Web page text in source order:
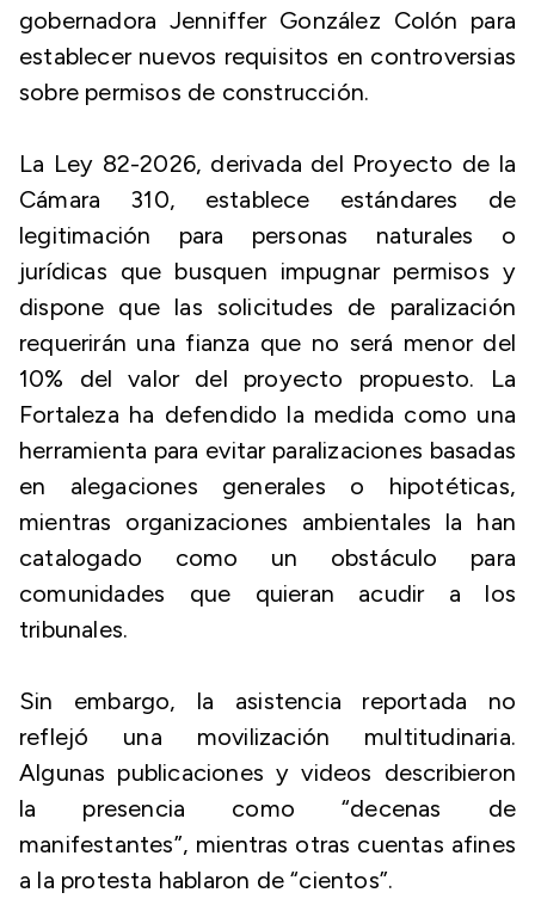
gobernadora Jenniffer González Colón para
establecer nuevos requisitos en controversias
sobre permisos de construcción.
La Ley 82-2026, derivada del Proyecto de la
Cámara 310, establece estándares de
legitimación para personas naturales o
jurídicas que busquen impugnar permisos y
dispone que las solicitudes de paralización
requerirán una fianza que no será menor del
10% del valor del proyecto propuesto. La
Fortaleza ha defendido la medida como una
herramienta para evitar paralizaciones basadas
en alegaciones generales o hipotéticas,
mientras organizaciones ambientales la han
catalogado como un obstáculo para
comunidades que quieran acudir a los
tribunales.
Sin embargo, la asistencia reportada no
reflejó una movilización multitudinaria.
Algunas publicaciones y videos describieron
la presencia como “decenas de
manifestantes”, mientras otras cuentas afines
a la protesta hablaron de “cientos”.